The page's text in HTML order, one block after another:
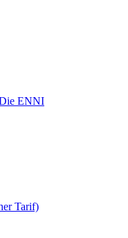
ENNI
Tarif)